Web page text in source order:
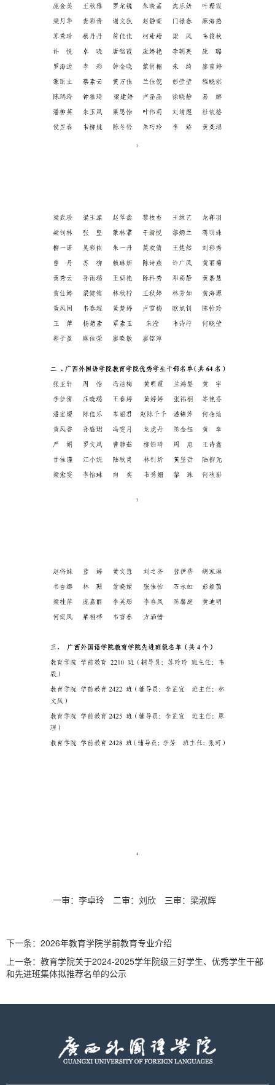
一审：李卓玲 二审：刘欣 三审：梁淑辉
下一条： 2026年教育学院学前教育专业介绍
上一条： 教育学院关于2024-2025学年院级三好学生、优秀学生干部
和先进班集体拟推荐名单的公示